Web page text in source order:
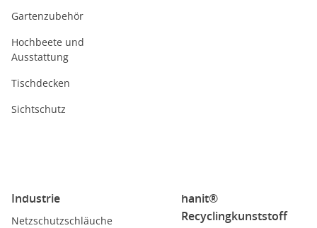
Gartenzubehör
Hochbeete und
Ausstattung
Tischdecken
Sichtschutz
Industrie
Netzschutzschläuche
hanit®
Recyclingkunststoff